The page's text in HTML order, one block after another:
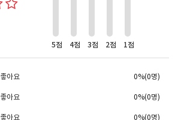
5점 4점 3점 2점 1점
좋아요 0%(0명)
좋아요 0%(0명)
좋아요 0%(0명)